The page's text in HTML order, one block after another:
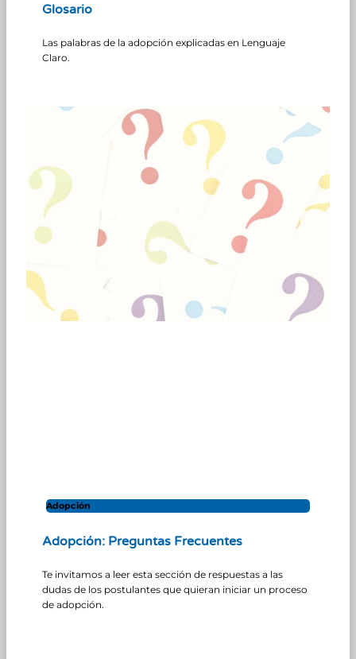
Glosario
Las palabras de la adopción explicadas en Lenguaje
Claro.
Adopción
Adopción: Preguntas Frecuentes
Te invitamos a leer esta sección de respuestas a las
dudas de los postulantes que quieran iniciar un proceso
de adopción.